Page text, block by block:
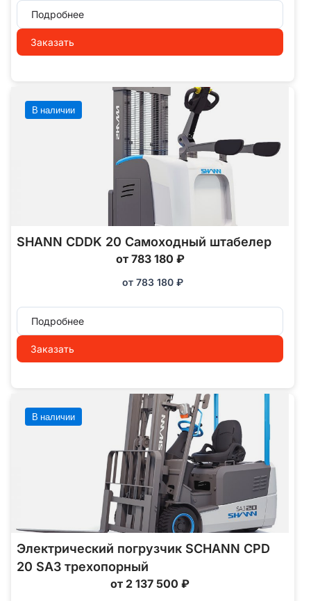
Подробнее
Заказать
В наличии
SHANN CDDK 20 Самоходный штабелер
от 783 180 ₽
от 783 180 ₽
Подробнее
Заказать
В наличии
Электрический погрузчик SCHANN CPD
20 SA3 трехопорный
от 2 137 500 ₽